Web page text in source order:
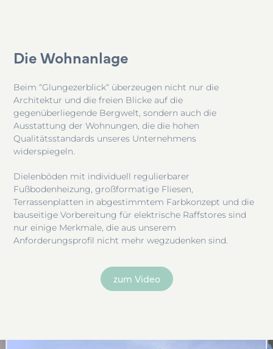
Die Wohnanlage
Beim “Glungezerblick“ überzeugen nicht nur die
Architektur und die freien Blicke auf die
gegenüberliegende Bergwelt, sondern auch die
Ausstattung der Wohnungen, die die hohen
Qualitätsstandards unseres Unternehmens
widerspiegeln.
Dielenböden mit individuell regulierbarer
Fußbodenheizung, großformatige Fliesen,
Terrassenplatten in abgestimmtem Farbkonzept und die
bauseitige Vorbereitung für elektrische Raffstores sind
nur einige Merkmale, die aus unserem
Anforderungsprofil nicht mehr wegzudenken sind.
zum Video